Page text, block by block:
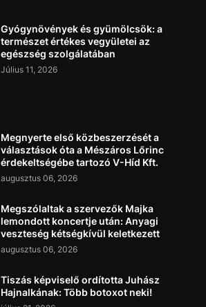
Gyógynövények és gyümölcsök: a
természet értékes vegyületei az
egészség szolgálatában
Július 11, 2026
Megnyerte első közbeszerzését a
választások óta a Mészáros Lőrinc
érdekeltségébe tartozó V-Híd Kft.
augusztus 06, 2026
Megszólaltak a szervezők Majka
lemondott koncertje után: Anyagi
veszteség kétségkívül keletkezett
augusztus 06, 2026
Tiszás képviselő ordította Juhász
Hajnalkának: Több botoxot neki!